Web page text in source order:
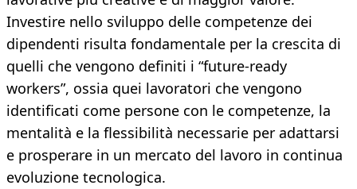
Investire nello sviluppo delle competenze dei
dipendenti risulta fondamentale per la crescita di
quelli che vengono definiti i “future-ready
workers”, ossia quei lavoratori che vengono
identificati come persone con le competenze, la
mentalità e la flessibilità necessarie per adattarsi
e prosperare in un mercato del lavoro in continua
evoluzione tecnologica.